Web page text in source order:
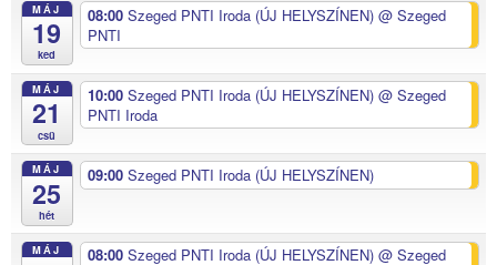
MÁJ
19
ked
08:00 Szeged PNTI Iroda (ÚJ HELYSZÍNEN) @ Szeged
PNTI
MÁJ
21
csü
10:00 Szeged PNTI Iroda (ÚJ HELYSZÍNEN) @ Szeged
PNTI Iroda
MÁJ
25
hét
09:00 Szeged PNTI Iroda (ÚJ HELYSZÍNEN)
MÁJ 08:00 Szeged PNTI Iroda (ÚJ HELYSZÍNEN) @ Szeged